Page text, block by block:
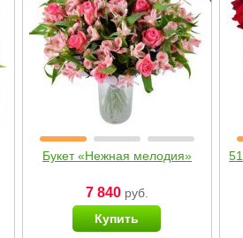
Букет «Нежная мелодия»
7 840руб.
Купить